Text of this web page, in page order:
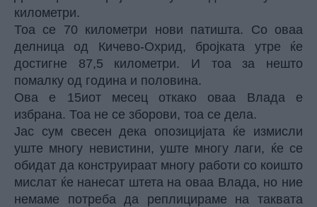
километри.
Тоа се 70 километри нови патишта. Со оваа
делница од Кичево-Охрид, бројката утре ќе
достигне 87,5 километри. И тоа за нешто
помалку од година и половина.
Ова е 15иот месец откако оваа Влада е
избрана. Тоа не се зборови, тоа се дела.
Јас сум свесен дека опозицијата ќе измисли
уште многу невистини, уште многу лаги, ќе се
обидат да конструираат многу работи со коишто
мислат ќе нанесат штета на оваа Влада, но ние
немаме потреба да реплицираме на таквата